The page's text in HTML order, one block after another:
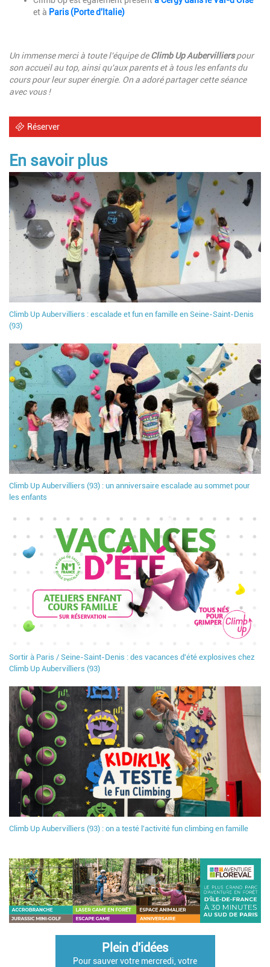
et à Paris (Porte d'Italie)
Un immense merci à toute l'équipe deClimb Up Aubervillierspour
son accueil au top, ainsi qu'aux parents et à tous les enfants du
cours pour leur super énergie. On a adoré partager cette séance
avec vous !
Réserver
En savoir plus
Climb Up Aubervilliers : escalade et fun en famille en Seine-Saint-Denis
(93)
Climb Up Aubervilliers (93) : un anniversaire escalade au sommet pour
les enfants
Sortir à Paris / Seine-Saint-Denis : des vacances d'été explosives chez
Climb Up Aubervilliers (93)
Climb Up Aubervilliers (93) : on a testé l'activité fun climbing en famille
Plein d'idées
Pour sauver votre mercredi, votre